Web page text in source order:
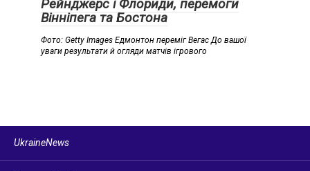
Рейнджерс і Флориди, перемоги
Вінніпега та Бостона
Фото: Getty Images Едмонтон переміг Вегас До вашої
уваги результати й огляди матчів ігрового
UkraineNews